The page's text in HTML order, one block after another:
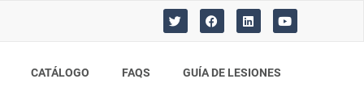
T
w
i
F
a
c
o
L
i
n
d
Y
o
u
CATÁLOGO FAQS GUÍA DE LESIONES